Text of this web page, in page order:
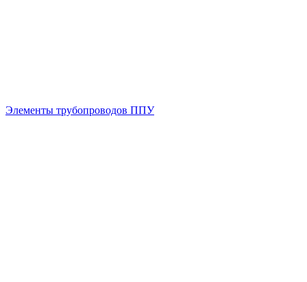
Элементы трубопроводов ППУ